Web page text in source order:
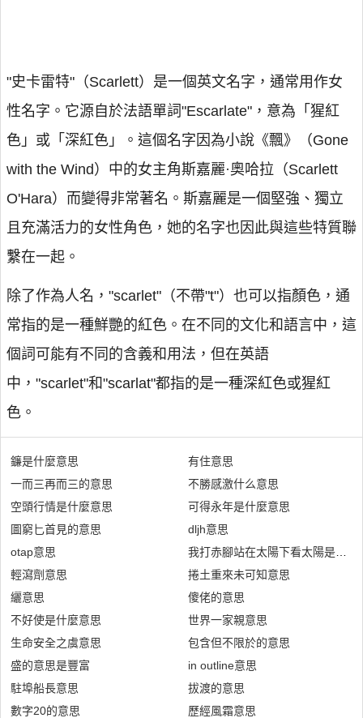
"史卡雷特"（Scarlett）是一個英文名字，通常用作女
性名字。它源自於法語單詞"Escarlate"，意為「猩紅
色」或「深紅色」。這個名字因為小說《飄》（Gone
with the Wind）中的女主角斯嘉麗·奧哈拉（Scarlett
O'Hara）而變得非常著名。斯嘉麗是一個堅強、獨立
且充滿活力的女性角色，她的名字也因此與這些特質聯
繫在一起。
除了作為人名，"scarlet"（不帶"t"）也可以指顏色，通
常指的是一種鮮艷的紅色。在不同的文化和語言中，這
個詞可能有不同的含義和用法，但在英語
中，"scarlet"和"scarlat"都指的是一種深紅色或猩紅
色。
鐮是什麼意思
一而三再而三的意思
空頭行情是什麼意思
圖窮匕首見的意思
otap意思
輕瀉劑意思
纚意思
不好使是什麼意思
生命安全之虞意思
盛的意思是豐富
駐埠船長意思
數字20的意思
有住意思
不勝感激什么意思
可得永年是什麼意思
dljh意思
我打赤腳站在太陽下看太陽是什麼
捲土重來未可知意思
傻佬的意思
世界一家親意思
包含但不限於的意思
in outline意思
拔渡的意思
歷經風霜意思